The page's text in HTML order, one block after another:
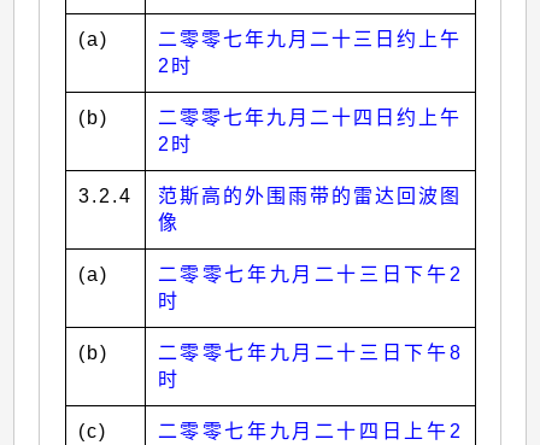
(a)
二零零七年九月二十三日约上午
2时
(b)
二零零七年九月二十四日约上午
2时
3.2.4
范斯高的外围雨带的雷达回波图
像
(a)
二零零七年九月二十三日下午2
时
(b)
二零零七年九月二十三日下午8
时
(c)
二零零七年九月二十四日上午2